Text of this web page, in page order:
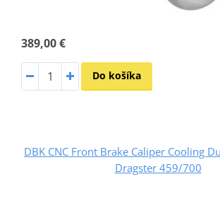
389,00 €
Do košíka
DBK CNC Front Brake Caliper Cooling
Dragster 459/700